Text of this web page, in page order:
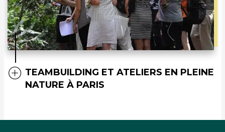
TEAMBUILDING ET ATELIERS EN PLEINE
NATURE À PARIS